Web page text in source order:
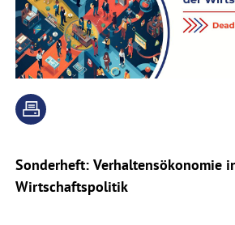
Sonderheft: Verhaltensökonomie
Wirtschaftspolitik